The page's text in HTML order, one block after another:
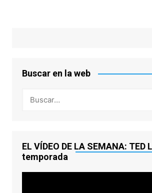
Buscar en la web
EL VÍDEO DE LA SEMANA: TED
temporada